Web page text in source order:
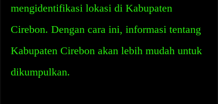
mengidentifikasi lokasi di Kabupaten
Cirebon. Dengan cara ini, informasi tentang
Kabupaten Cirebon akan lebih mudah untuk
dikumpulkan.